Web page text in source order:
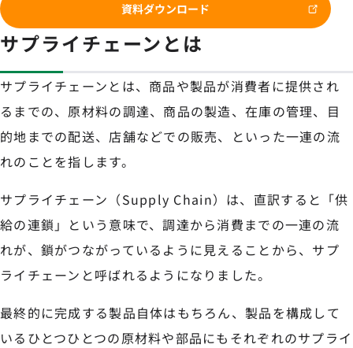
資料ダウンロード
サプライチェーンとは
サプライチェーンとは、商品や製品が消費者に提供され
るまでの、原材料の調達、商品の製造、在庫の管理、目
的地までの配送、店舗などでの販売、といった一連の流
れのことを指します。
サプライチェーン（Supply Chain）は、直訳すると「供
給の連鎖」という意味で、調達から消費までの一連の流
れが、鎖がつながっているように見えることから、サプ
ライチェーンと呼ばれるようになりました。
最終的に完成する製品自体はもちろん、製品を構成して
いるひとつひとつの原材料や部品にもそれぞれのサプライ